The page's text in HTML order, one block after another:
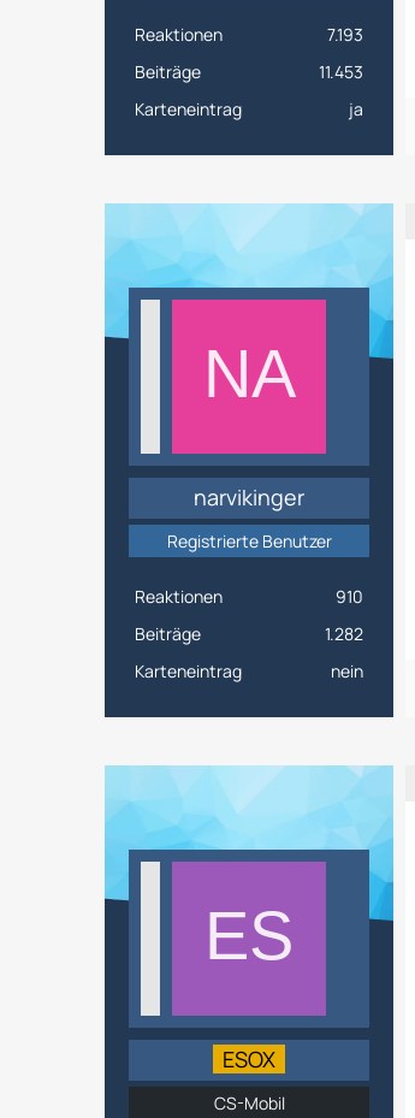
Reaktionen
7.193
Beiträge
11.453
Karteneintrag
ja
narvikinger
Registrierte Benutzer
Reaktionen
910
Beiträge
1.282
Karteneintrag
nein
ESOX
CS-Mobil